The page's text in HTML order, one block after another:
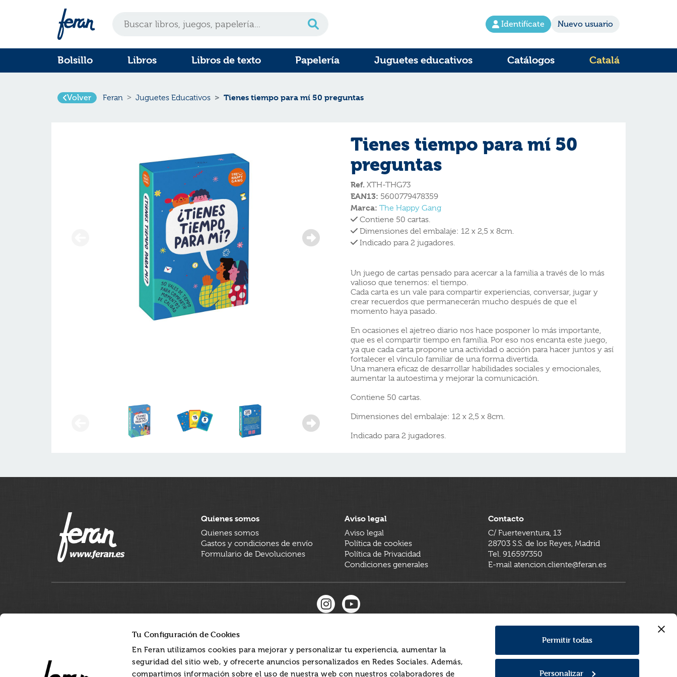
Tu Configuración de Cookies
En Feran utilizamos cookies para mejorar y personalizar tu experiencia, aumentar la
seguridad del sitio web, y ofrecerte anuncios personalizados en Redes Sociales. Además,
compartimos información sobre el uso de nuestra web con nuestros colaboradores de
Permitir todas
Personalizar
Identifícate Nuevo usuario
Bolsillo Libros Libros de texto Papelería Juguetes educativos Catálogos Catalá
Volver Feran Juguetes Educativos Tienes tiempo para mí 50 preguntas
Tienes tiempo para mí 50
preguntas
Ref. XTH-THG73
EAN13: 5600779478359
Marca: The Happy Gang
Contiene 50 cartas.
Dimensiones del embalaje: 12 x 2,5 x 8cm.
Indicado para 2 jugadores.
Un juego de cartas pensado para acercar a la familia a través de lo más
valioso que tenemos: el tiempo.
Cada carta es un vale para compartir experiencias, conversar, jugar y
crear recuerdos que permanecerán mucho después de que el
momento haya pasado.
En ocasiones el ajetreo diario nos hace posponer lo más importante,
que es el compartir tiempo en familia. Por eso nos encanta este juego,
ya que cada carta propone una actividad o acción para hacer juntos y así
fortalecer el vínculo familiar de una forma divertida.
Una manera eficaz de desarrollar habilidades sociales y emocionales,
aumentar la autoestima y mejorar la comunicación.
Contiene 50 cartas.
Dimensiones del embalaje: 12 x 2,5 x 8cm.
Indicado para 2 jugadores.
Quienes somos
Quienes somos
Gastos y condiciones de envío
Formulario de Devoluciones
Aviso legal
Aviso legal
Política de cookies
Política de Privacidad
Condiciones generales
Contacto
C/ Fuerteventura, 13
28703 S.S. de los Reyes, Madrid
Tel. 916597350
E-mail atencion.cliente@feran.es